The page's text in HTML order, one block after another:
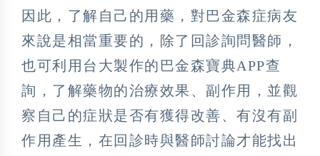
因此，了解自己的用藥，對巴金森症病友
來說是相當重要的，除了回診詢問醫師，
也可利用台大製作的巴金森寶典APP查
詢，了解藥物的治療效果、副作用，並觀
察自己的症狀是否有獲得改善、有沒有副
作用產生，在回診時與醫師討論才能找出